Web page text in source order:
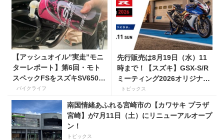
【アッシュオイル”実走”モニ
ターレポート】第6回・モト
スペックFSをスズキSV650X
に！ 「長年ストレスだった
シフトの固さがコレのおかげ
で滑らかに！」
バイクライフ
先行販売は8月19日（水）11
時まで！【スズキ】GSX-S/R
ミーティング2026オリジナル
グッズを手に入れよう！
トピックス
南国情緒あふれる宮崎市の【カワサキ プラザ
宮崎】が7月11日（土）にリニューアルオープ
ン！
トピックス